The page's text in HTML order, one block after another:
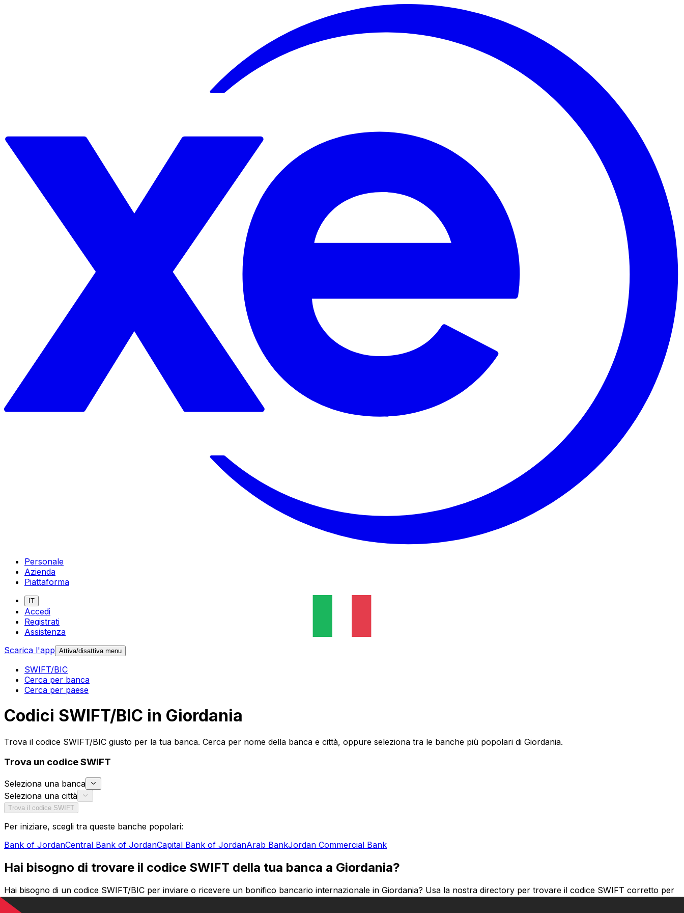
Personale
Azienda
Piattaforma
IT
Accedi
Registrati
Assistenza
Scarica l'app Attiva/disattiva menu
SWIFT/BIC
Cerca per banca
Cerca per paese
Codici SWIFT/BIC in Giordania
Trova il codice SWIFT/BIC giusto per la tua banca. Cerca per nome della banca e città, oppure seleziona tra le banche più popolari di Giordania.
Trova un codice SWIFT
Seleziona una banca
Seleziona una città
Trova il codice SWIFT
Per iniziare, scegli tra queste banche popolari:
Bank of JordanCentral Bank of JordanCapital Bank of JordanArab BankJordan Commercial Bank
Hai bisogno di trovare il codice SWIFT della tua banca a Giordania?
Hai bisogno di un codice SWIFT/BIC per inviare o ricevere un bonifico bancario internazionale in Giordania? Usa la nostra directory per trovare il codice SWIFT corretto per
la tua banca e la filiale specifica. Che tu stia trasferendo denaro al Giordania o inviando fondi all'estero, avere il codice SWIFT corretto è essenziale per trasferimenti affidabili.